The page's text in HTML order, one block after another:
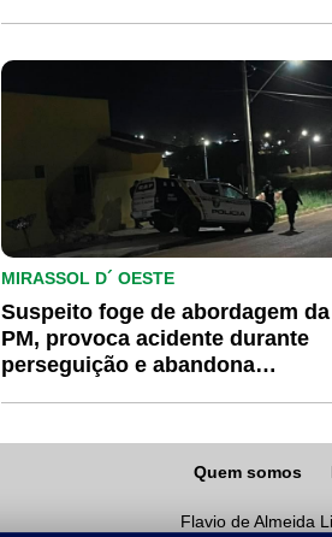
MIRASSOL D´ OESTE
Suspeito foge de abordagem da
PM, provoca acidente durante
perseguição e abandona
Quem somos
Flavio de Almeida